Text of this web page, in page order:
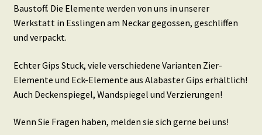
Baustoff. Die Elemente werden von uns in unserer
Werkstatt in Esslingen am Neckar gegossen, geschliffen
und verpackt.
Echter Gips Stuck, viele verschiedene Varianten Zier-
Elemente und Eck-Elemente aus Alabaster Gips erhältlich!
Auch Deckenspiegel, Wandspiegel und Verzierungen!
Wenn Sie Fragen haben, melden sie sich gerne bei uns!